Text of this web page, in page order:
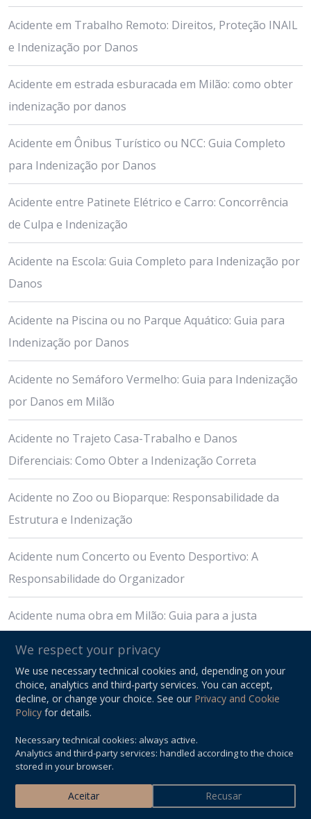
Acidente em Trabalho Remoto: Direitos, Proteção INAIL
e Indenização por Danos
Acidente em estrada esburacada em Milão: como obter
indenização por danos
Acidente em Ônibus Turístico ou NCC: Guia Completo
para Indenização por Danos
Acidente entre Patinete Elétrico e Carro: Concorrência
de Culpa e Indenização
Acidente na Escola: Guia Completo para Indenização por
Danos
Acidente na Piscina ou no Parque Aquático: Guia para
Indenização por Danos
Acidente no Semáforo Vermelho: Guia para Indenização
por Danos em Milão
Acidente no Trajeto Casa-Trabalho e Danos
Diferenciais: Como Obter a Indenização Correta
Acidente no Zoo ou Bioparque: Responsabilidade da
Estrutura e Indenização
Acidente num Concerto ou Evento Desportivo: A
Responsabilidade do Organizador
Acidente numa obra em Milão: Guia para a justa
Acidente por Abertura de Porta (Dooring): Quais Provas
Coletar para a Indenização do Ciclista
Acidente por Esmagamento por Cargas Pesadas: Guia de
Indenização
Acidente por Lombada Não Sinalizada: Como Obter a
We respect your privacy
We use necessary technical cookies and, depending on your
choice, analytics and third-party services. You can accept,
decline, or change your choice. See our Privacy and Cookie
Policy for details.
Necessary technical cookies: always active.
Analytics and third-party services: handled according to the choice
stored in your browser.
Aceitar Recusar